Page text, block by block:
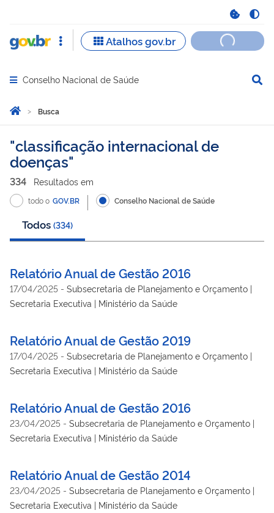
Abrir menu principal de navegação
Conselho Nacional de Saúde
Você está aqui:
Página Inicial
Busca
Busca
classificação internacional de
doenças
334 Resultados em
todo o GOV.BR Conselho Nacional de Saúde
Todos (334)
Relatório Anual de Gestão 2016
17/04/2025 - Subsecretaria de Planejamento e Orçamento |
Secretaria Executiva | Ministério da Saúde
Relatório Anual de Gestão 2019
17/04/2025 - Subsecretaria de Planejamento e Orçamento |
Secretaria Executiva | Ministério da Saúde
Relatório Anual de Gestão 2016
23/04/2025 - Subsecretaria de Planejamento e Orçamento |
Secretaria Executiva | Ministério da Saúde
Relatório Anual de Gestão 2014
23/04/2025 - Subsecretaria de Planejamento e Orçamento |
Secretaria Executiva | Ministério da Saúde